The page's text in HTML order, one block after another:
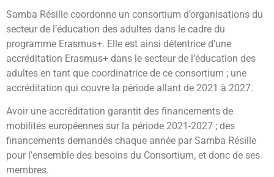
Samba Résille coordonne un consortium d’organisations du
secteur de l’éducation des adultes dans le cadre du
programme Erasmus+. Elle est ainsi détentrice d’une
accréditation Erasmus+ dans le secteur de l’éducation des
adultes en tant que coordinatrice de ce consortium ; une
accréditation qui couvre la période allant de 2021 à 2027.
Avoir une accréditation garantit des financements de
mobilités européennes sur la période 2021-2027 ; des
financements demandés chaque année par Samba Résille
pour l’ensemble des besoins du Consortium, et donc de ses
membres.